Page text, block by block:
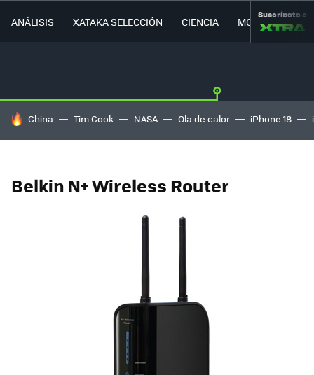
ANÁLISIS XATAKA SELECCIÓN CIENCIA MOVILIDAD
Suscríbete a
HOY SE HABLA DE
China Tim Cook NASA Ola de calor iPhone 18
Belkin N+ Wireless Router